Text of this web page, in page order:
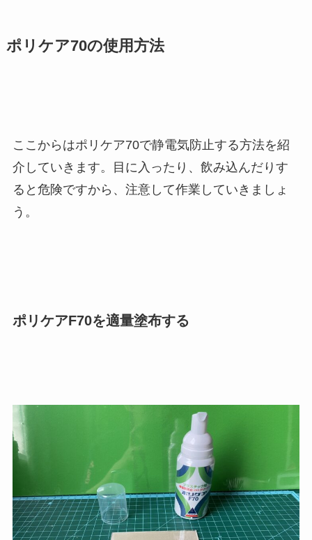
ポリケア70の使用方法
ここからはポリケア70で静電気防止する方法を紹
介していきます。目に入ったり、飲み込んだりす
ると危険ですから、注意して作業していきましょ
う。
ポリケアF70を適量塗布する